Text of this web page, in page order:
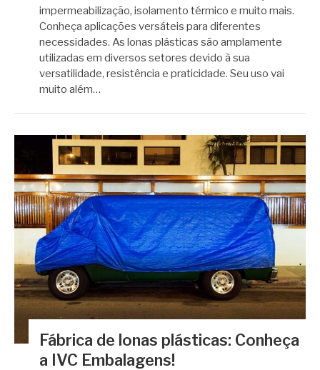
impermeabilização, isolamento térmico e muito mais.
Conheça aplicações versáteis para diferentes
necessidades. As lonas plásticas são amplamente
utilizadas em diversos setores devido à sua
versatilidade, resistência e praticidade. Seu uso vai
muito além…
Fábrica de lonas plásticas: Conheça
a IVC Embalagens!